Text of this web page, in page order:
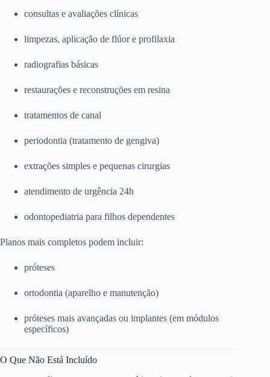
consultas e avaliações clínicas
limpezas, aplicação de flúor e profilaxia
radiografias básicas
restaurações e reconstruções em resina
tratamentos de canal
periodontia (tratamento de gengiva)
extrações simples e pequenas cirurgias
atendimento de urgência 24h
odontopediatria para filhos dependentes
Planos mais completos podem incluir:
próteses
ortodontia (aparelho e manutenção)
próteses mais avançadas ou implantes (em módulos
específicos)
O Que Não Está Incluído